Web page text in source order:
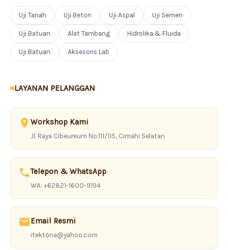
Uji Tanah Uji Beton Uji Aspal Uji Semen
Uji Batuan Alat Tambang Hidrolika & Fluida
Uji Batuan Aksesoris Lab
LAYANAN PELANGGAN
Workshop Kami
Jl. Raya Cibeureum No.111/115, Cimahi Selatan
Telepon & WhatsApp
WA: +62821-1600-9194
Email Resmi
itektona@yahoo.com